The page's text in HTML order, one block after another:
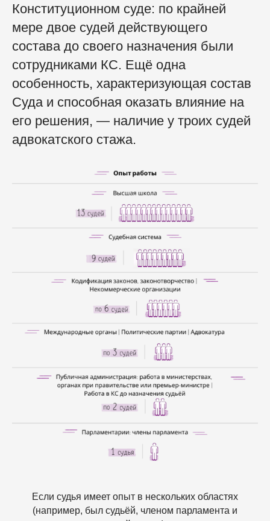
Конституционном суде: по крайней
мере двое судей действующего
состава до своего назначения были
сотрудниками КС. Ещё одна
особенность, характеризующая состав
Суда и способная оказать влияние на
его решения, — наличие у троих судей
адвокатского стажа.
Если судья имеет опыт в нескольких областях
(например, был судьёй, членом парламента и